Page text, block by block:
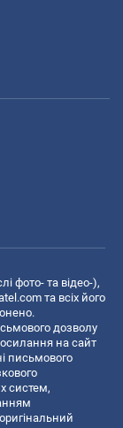
фото- та відео-),
та всіх його
дозволу
на сайт
письмового
систем,